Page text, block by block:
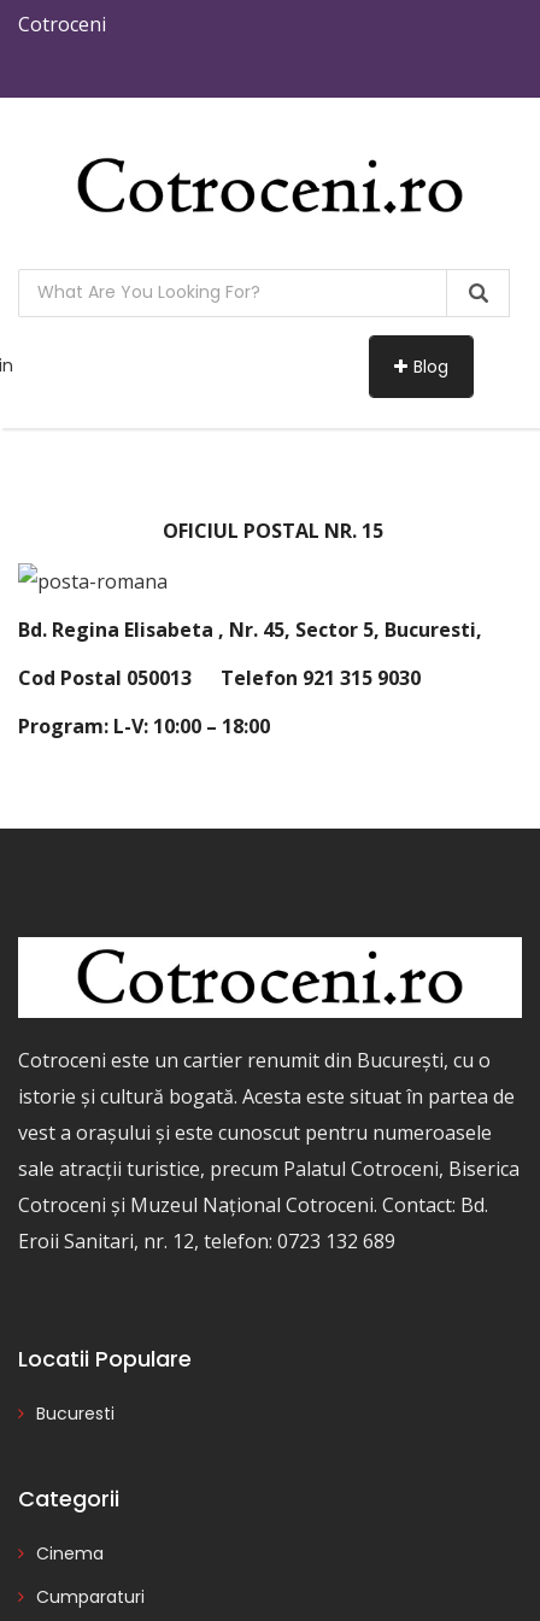
Cotroceni
Blog
OFICIUL POSTAL NR. 15
Bd. Regina Elisabeta , Nr. 45, Sector 5, Bucuresti,
Cod Postal 050013 Telefon 921 315 9030
Program: L-V: 10:00 – 18:00
Cotroceni este un cartier renumit din București, cu o
istorie și cultură bogată. Acesta este situat în partea de
vest a orașului și este cunoscut pentru numeroasele
sale atracții turistice, precum Palatul Cotroceni, Biserica
Cotroceni și Muzeul Național Cotroceni. Contact: Bd.
Eroii Sanitari, nr. 12, telefon: 0723 132 689
Locatii Populare
Bucuresti
Categorii
Cinema
Cumparaturi